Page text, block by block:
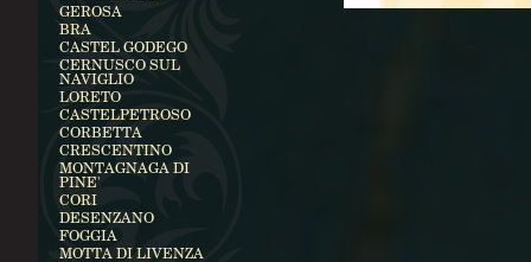
GEROSA
BRA
CASTEL GODEGO
CERNUSCO SUL
NAVIGLIO
LORETO
CASTELPETROSO
CORBETTA
CRESCENTINO
MONTAGNAGA DI
PINE'
CORI
DESENZANO
FOGGIA
MOTTA DI LIVENZA